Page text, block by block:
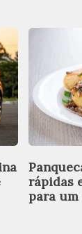
rápidas
para um